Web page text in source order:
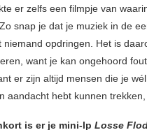
er zelfs een filmpje van
snap je dat je muziek in de
niemand opdringen. Het is
want je kan ongehoord
er zijn altijd mensen die je
aandacht hebt kunnen
is er je mini-lp Losse